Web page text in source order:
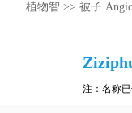
植物智 >> 被子
注：名称